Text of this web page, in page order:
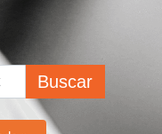
Buscar